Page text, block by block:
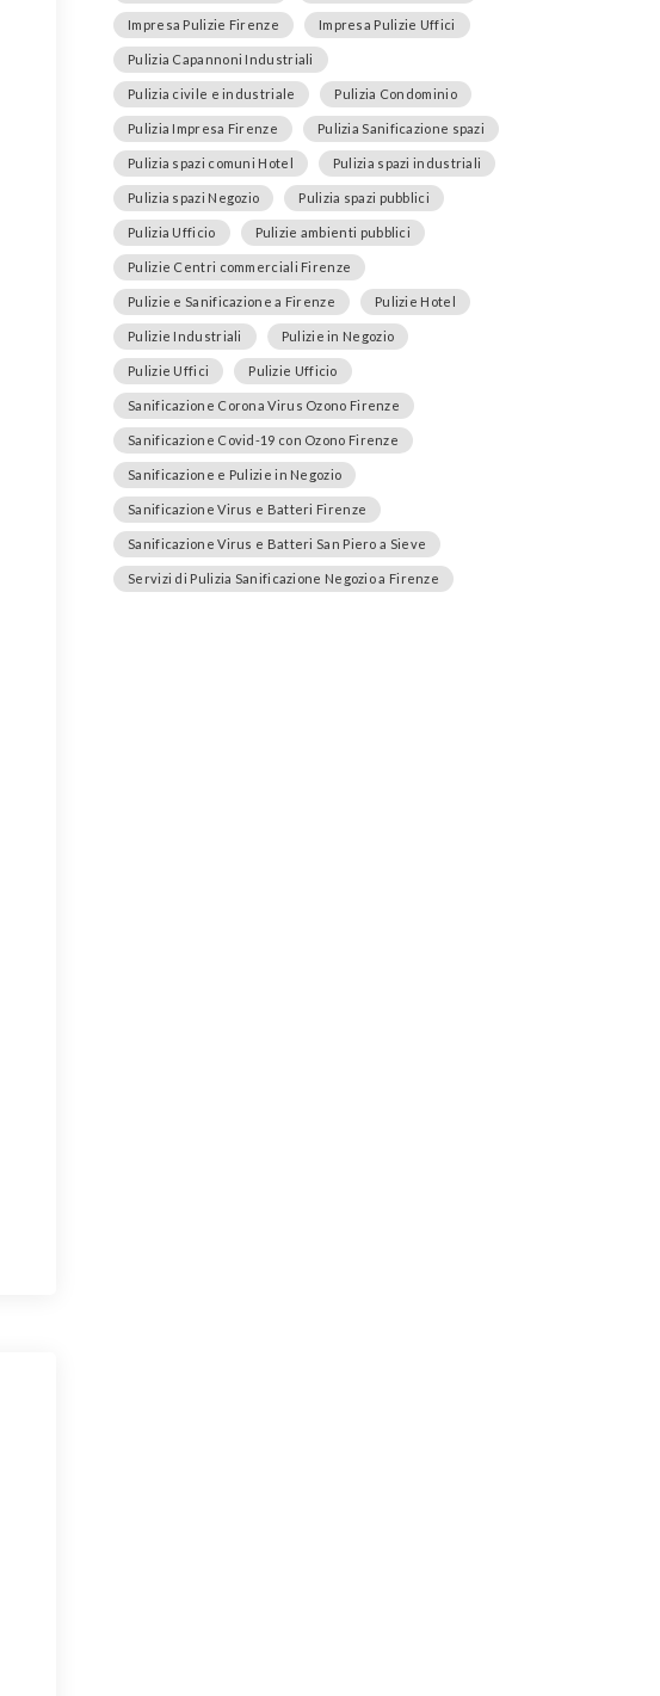
Impresa Pulizie Firenze Impresa Pulizie Uffici
Pulizia Capannoni Industriali
Pulizia civile e industriale Pulizia Condominio
Pulizia Impresa Firenze Pulizia Sanificazione spazi
Pulizia spazi comuni Hotel Pulizia spazi industriali
Pulizia spazi Negozio Pulizia spazi pubblici
Pulizia Ufficio Pulizie ambienti pubblici
Pulizie Centri commerciali Firenze
Pulizie e Sanificazione a Firenze Pulizie Hotel
Pulizie Industriali Pulizie in Negozio
Pulizie Uffici Pulizie Ufficio
Sanificazione Corona Virus Ozono Firenze
Sanificazione Covid-19 con Ozono Firenze
Sanificazione e Pulizie in Negozio
Sanificazione Virus e Batteri Firenze
Sanificazione Virus e Batteri San Piero a Sieve
Servizi di Pulizia Sanificazione Negozio a Firenze